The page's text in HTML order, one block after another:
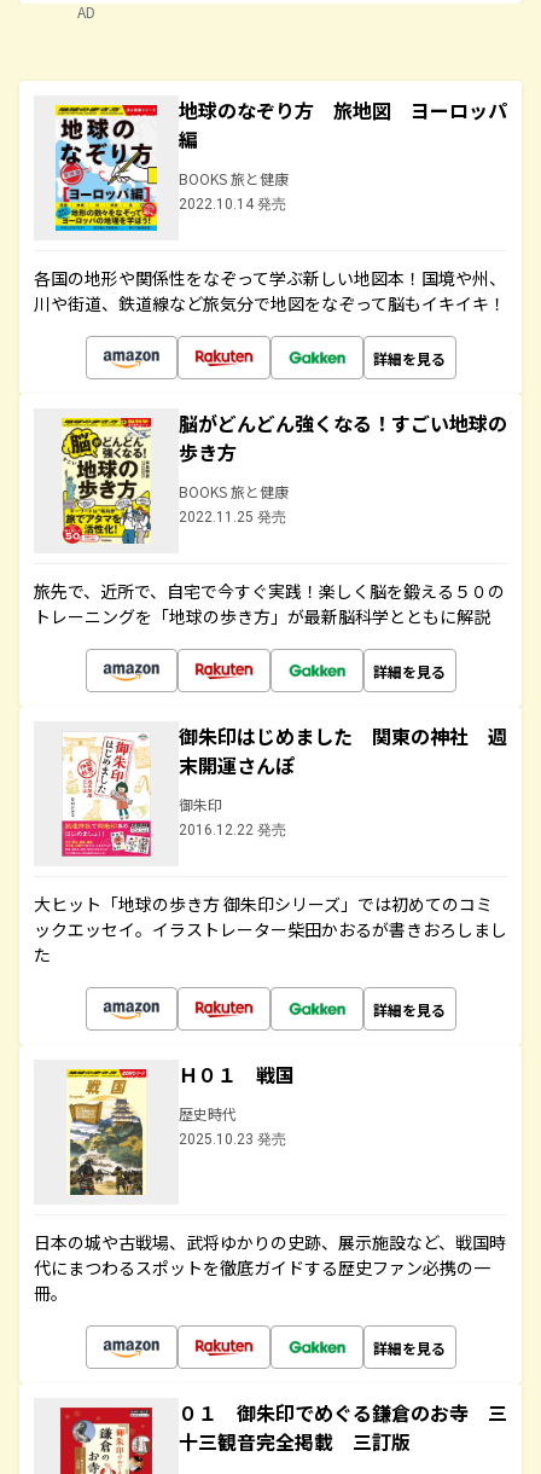
AD
地球のなぞり方 旅地図 ヨーロッパ
編
BOOKS 旅と健康
2022.10.14 発売
各国の地形や関係性をなぞって学ぶ新しい地図本！国境や州、
川や街道、鉄道線など旅気分で地図をなぞって脳もイキイキ！
詳細を見る
脳がどんどん強くなる！すごい地球の
歩き方
BOOKS 旅と健康
2022.11.25 発売
旅先で、近所で、自宅で今すぐ実践！楽しく脳を鍛える５０の
トレーニングを「地球の歩き方」が最新脳科学とともに解説
詳細を見る
御朱印はじめました 関東の神社 週
末開運さんぽ
御朱印
2016.12.22 発売
大ヒット「地球の歩き方 御朱印シリーズ」では初めてのコミ
ックエッセイ。イラストレーター柴田かおるが書きおろしまし
た
詳細を見る
Ｈ０１ 戦国
歴史時代
2025.10.23 発売
日本の城や古戦場、武将ゆかりの史跡、展示施設など、戦国時
代にまつわるスポットを徹底ガイドする歴史ファン必携の一
冊。
詳細を見る
０１ 御朱印でめぐる鎌倉のお寺 三
十三観音完全掲載 三訂版